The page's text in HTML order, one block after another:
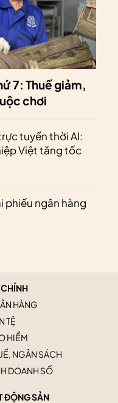
7: Thuế giảm,
chơi
tuyến thời AI:
Việt tăng tốc
phiếu ngân hàng
HÀNG
TỆ
HIỂM
NGÂN SÁCH
DOANH SỐ
ĐỘNG SẢN